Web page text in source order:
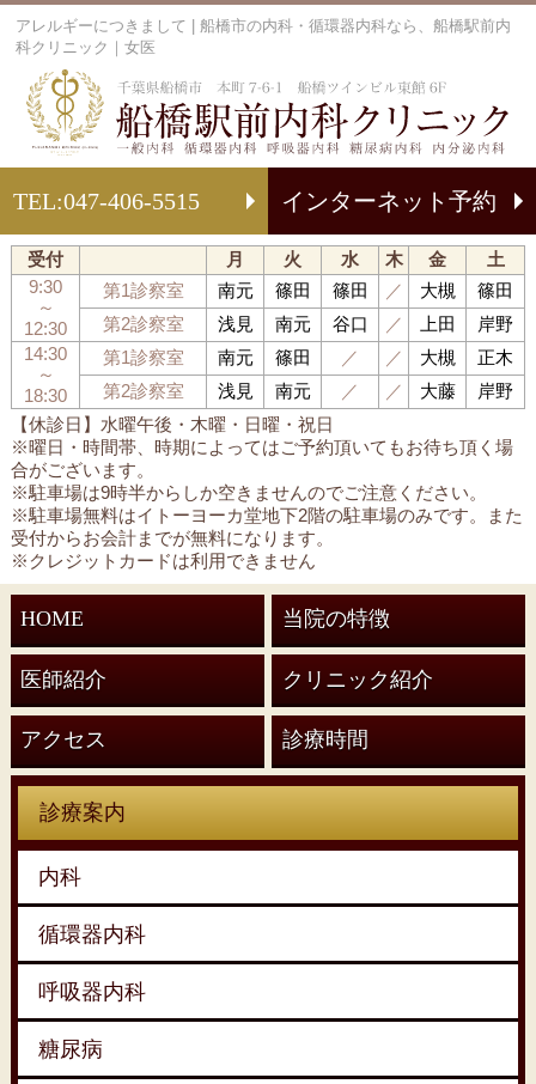
アレルギーにつきまして | 船橋市の内科・循環器内科なら、船橋駅前内
科クリニック｜女医
TEL:047-406-5515 インターネット予約
【休診日】水曜午後・木曜・日曜・祝日
※曜日・時間帯、時期によってはご予約頂いてもお待ち頂く場
合がございます。
※駐車場は9時半からしか空きませんのでご注意ください。
※駐車場無料はイトーヨーカ堂地下2階の駐車場のみです。また
受付からお会計までが無料になります。
※クレジットカードは利用できません
受付 月 火 水 木 金
土
9:30
～
12:30
第1診察室 南元 篠田 篠田 ／ 大槻
篠田
第2診察室
浅見 南元 谷口 ／ 上田
岸野
14:30
～
18:30
第1診察室 南元 篠田 ／ ／ 大槻
正木
第2診察室
浅見 南元 ／ ／ 大藤 岸野
HOME 当院の特徴
医師紹介 クリニック紹介
アクセス 診療時間
診療案内
内科
循環器内科
呼吸器内科
糖尿病